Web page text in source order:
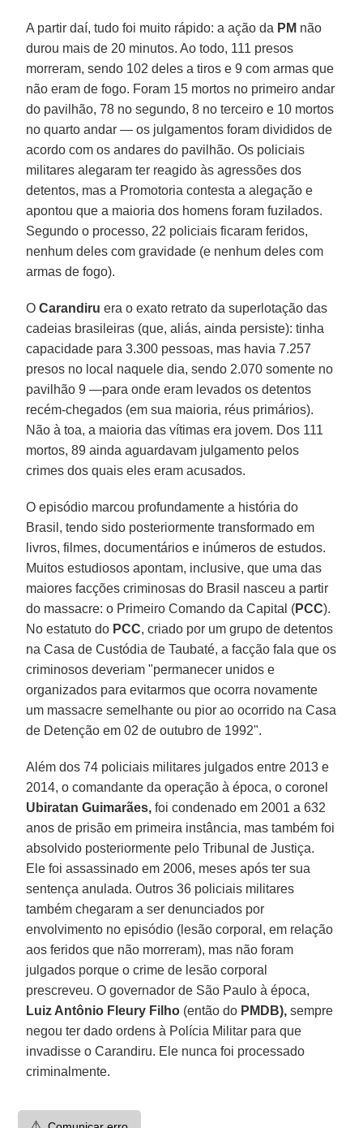
A partir daí, tudo foi muito rápido: a ação da PM não
durou mais de 20 minutos. Ao todo, 111 presos
morreram, sendo 102 deles a tiros e 9 com armas que
não eram de fogo. Foram 15 mortos no primeiro andar
do pavilhão, 78 no segundo, 8 no terceiro e 10 mortos
no quarto andar — os julgamentos foram divididos de
acordo com os andares do pavilhão. Os policiais
militares alegaram ter reagido às agressões dos
detentos, mas a Promotoria contesta a alegação e
apontou que a maioria dos homens foram fuzilados.
Segundo o processo, 22 policiais ficaram feridos,
nenhum deles com gravidade (e nenhum deles com
armas de fogo).
OCarandiru era o exato retrato da superlotação das
cadeias brasileiras (que, aliás, ainda persiste): tinha
capacidade para 3.300 pessoas, mas havia 7.257
presos no local naquele dia, sendo 2.070 somente no
pavilhão 9 —para onde eram levados os detentos
recém-chegados (em sua maioria, réus primários).
Não à toa, a maioria das vítimas era jovem. Dos 111
mortos, 89 ainda aguardavam julgamento pelos
crimes dos quais eles eram acusados.
O episódio marcou profundamente a história do
Brasil, tendo sido posteriormente transformado em
livros, filmes, documentários e inúmeros de estudos.
Muitos estudiosos apontam, inclusive, que uma das
maiores facções criminosas do Brasil nasceu a partir
do massacre: o Primeiro Comando da Capital (PCC).
No estatuto do PCC, criado por um grupo de detentos
na Casa de Custódia de Taubaté, a facção fala que os
criminosos deveriam "permanecer unidos e
organizados para evitarmos que ocorra novamente
um massacre semelhante ou pior ao ocorrido na Casa
de Detenção em 02 de outubro de 1992".
Além dos 74 policiais militares julgados entre 2013 e
2014, o comandante da operação à época, o coronel
Ubiratan Guimarães, foi condenado em 2001 a 632
anos de prisão em primeira instância, mas também foi
absolvido posteriormente pelo Tribunal de Justiça.
Ele foi assassinado em 2006, meses após ter sua
sentença anulada. Outros 36 policiais militares
também chegaram a ser denunciados por
envolvimento no episódio (lesão corporal, em relação
aos feridos que não morreram), mas não foram
julgados porque o crime de lesão corporal
prescreveu. O governador de São Paulo à época,
Luiz Antônio Fleury Filho (então do PMDB), sempre
negou ter dado ordens à Polícia Militar para que
invadisse o Carandiru. Ele nunca foi processado
criminalmente.
⚠️